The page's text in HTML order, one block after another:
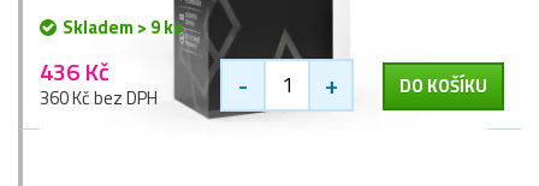
Skladem > 9 ks
436 Kč
360 Kč bez DPH - + DO KOŠÍKU